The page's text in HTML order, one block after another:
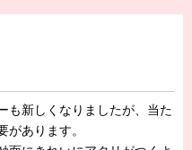
も新しくなりましたが、当た
あります。